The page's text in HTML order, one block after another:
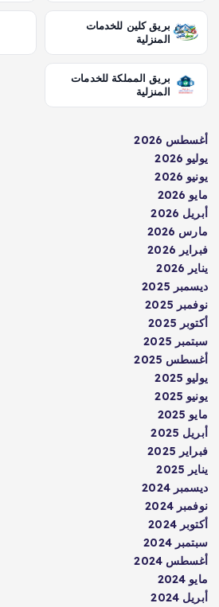
بريق كلين للخدمات
المنزلية
بريق المملكة للخدمات
المنزلية
أغسطس 2026
يوليو 2026
يونيو 2026
مايو 2026
أبريل 2026
مارس 2026
فبراير 2026
يناير 2026
ديسمبر 2025
نوفمبر 2025
أكتوبر 2025
سبتمبر 2025
أغسطس 2025
يوليو 2025
يونيو 2025
مايو 2025
أبريل 2025
فبراير 2025
يناير 2025
ديسمبر 2024
نوفمبر 2024
أكتوبر 2024
سبتمبر 2024
أغسطس 2024
مايو 2024
أبريل 2024